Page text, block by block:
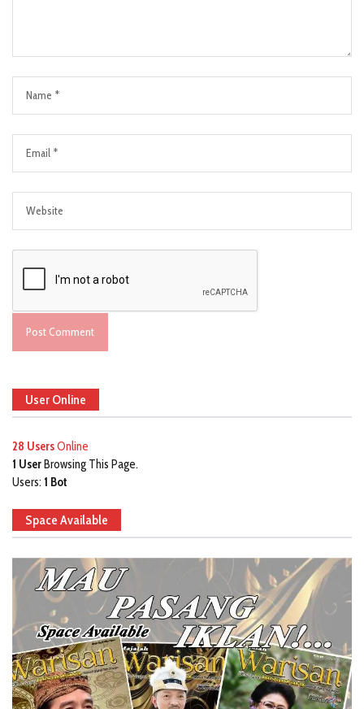
User Online
28 UsersOnline
1 UserBrowsing This Page.
Users: 1 Bot
Space Available